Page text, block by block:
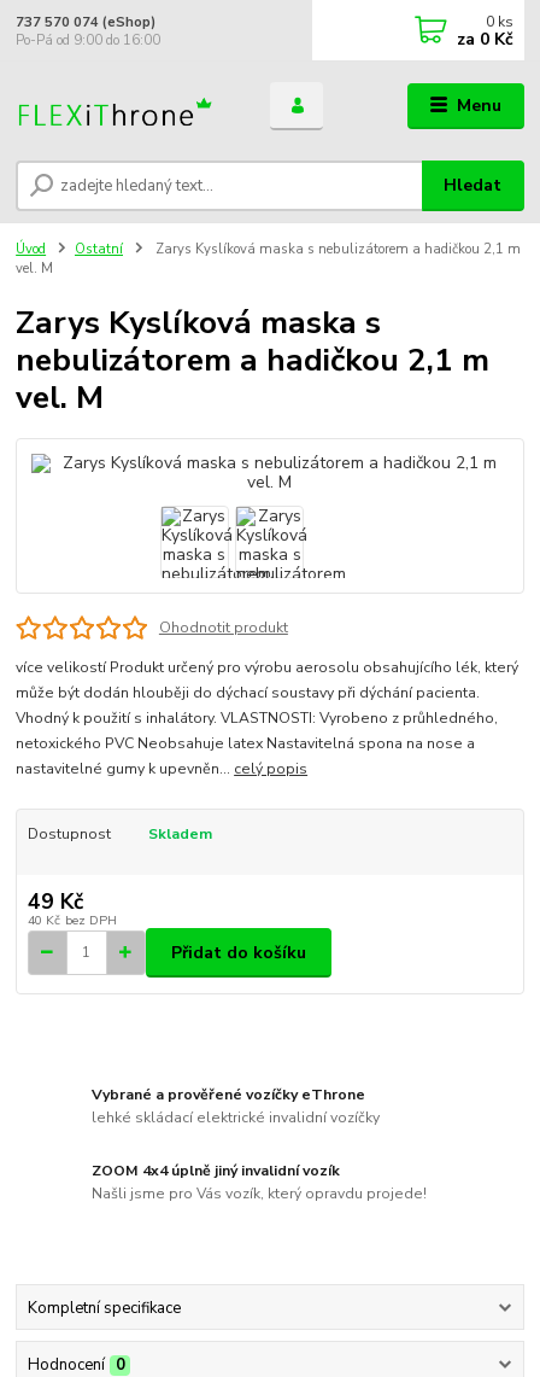
Menu
Hledat
737 570 074 (eShop)
Po-Pá od 9:00 do 16:00
0 ks
za 0 Kč
Úvod Ostatní
Zarys Kyslíková maska s nebulizátorem a hadičkou 2,1 m
vel. M
Zarys Kyslíková maska s
nebulizátorem a hadičkou 2,1 m
vel. M
Ohodnotit produkt
více velikostí Produkt určený pro výrobu aerosolu obsahujícího lék, který
může být dodán hlouběji do dýchací soustavy při dýchání pacienta.
Vhodný k použití s inhalátory. VLASTNOSTI: Vyrobeno z průhledného,
netoxického PVC Neobsahuje latex Nastavitelná spona na nose a
nastavitelné gumy k upevněn... celý popis
Dostupnost Skladem
49 Kč
40 Kč bez DPH
Přidat do košíku
Vybrané a prověřené vozíčky eThrone
lehké skládací elektrické invalidní vozíčky
ZOOM 4x4 úplně jiný invalidní vozík
Našli jsme pro Vás vozík, který opravdu projede!
Kompletní specifikace
Hodnocení 0